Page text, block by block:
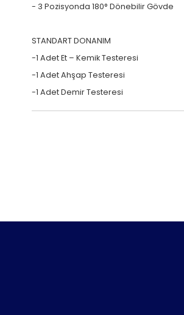
- 3 Pozisyonda 180° Dönebilir Gövde
STANDART DONANIM
-1 Adet Et – Kemik Testeresi
-1 Adet Ahşap Testeresi
-1 Adet Demir Testeresi